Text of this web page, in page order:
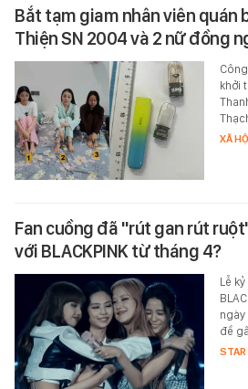
Bắt tạm giam nhân viên quán
Thiện SN 2004 và 2 nữ đồng
khởi
XÃ
Fan cuồng đã "rút gan rút
với BLACKPINK từ tháng 4?
Lễ
ngày
đề
STAR